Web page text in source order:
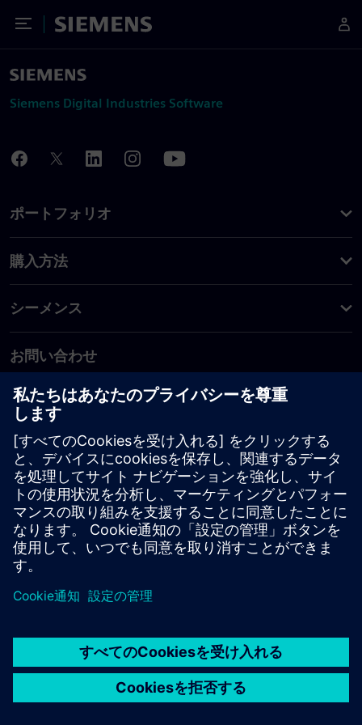
Toggle Menu
Siemens
Siemens Digital Industries Software
ポートフォリオ
購入方法
シーメンス
お問い合わせ
PLM製品のお問い合わせ
EDA製品のお問い合わせ
世界各地の事業拠点
サポート・センター
ご意見・ご要望
違法コピーの連絡先
© Siemens2026
タル・ミレニアム著作権法 (DMCA)
内部通報